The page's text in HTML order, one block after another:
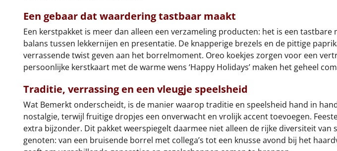
Een gebaar dat waardering tastbaar maakt
Een kerstpakket is meer dan alleen een verzameling producten: het is een
balans tussen lekkernijen en presentatie. De knapperige brezels en de pittige
verrassende twist geven aan het borrelmoment. Oreo koekjes zorgen voor een
persoonlijke kerstkaart met de warme wens ‘Happy Holidays’ maken het geheel
Traditie, verrassing en een vleugje speelsheid
Wat Bemerkt onderscheidt, is de manier waarop traditie en speelsheid hand in
nostalgie, terwijl fruitige dropjes een onverwacht en vrolijk accent toevoegen.
extra bijzonder. Dit pakket weerspiegelt daarmee niet alleen de rijke diversiteit
genoten: van een bruisende borrel met collega’s tot een knusse avond bij het